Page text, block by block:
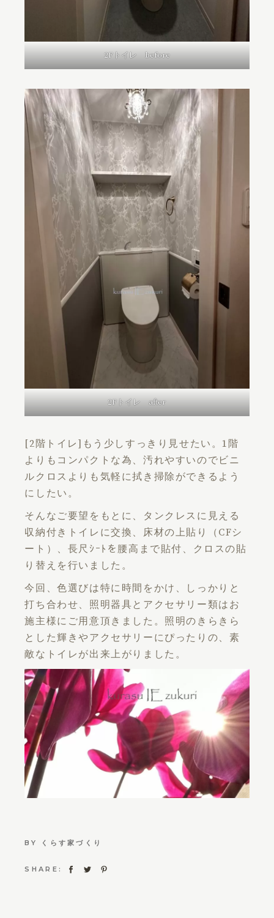
2Fトイレ before
2Fトイレ after
[2階トイレ]もう少しすっきり見せたい。1階
よりもコンパクトな為、汚れやすいのでビニ
ルクロスよりも気軽に拭き掃除ができるよう
にしたい。
そんなご要望をもとに、タンクレスに見える
収納付きトイレに交換、床材の上貼り（CFシ
ート）、長尺ｼｰﾄを腰高まで貼付、クロスの貼
り替えを行いました。
今回、色選びは特に時間をかけ、しっかりと
打ち合わせ、照明器具とアクセサリー類はお
施主様にご用意頂きました。照明のきらきら
とした輝きやアクセサリーにぴったりの、素
敵なトイレが出来上がりました。
BY くらす家づくり
SHARE: